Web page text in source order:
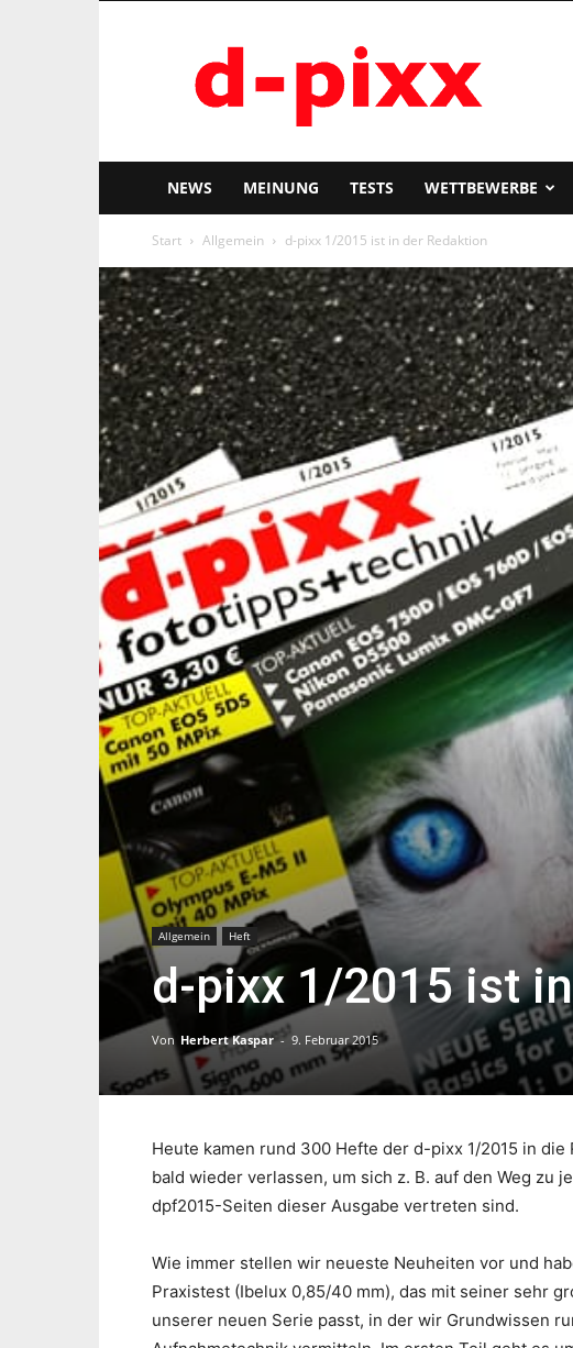
pixx
NEWS MEINUNG TESTS WETTBEWERBE
Start Allgemein d-pixx 1/2015 ist in der Redaktion
Allgemein Heft
d-pixx 1/2015 ist
Von Herbert Kaspar - 9. Februar 2015
Heute kamen rund 300 Hefte der d-pixx 1/2015 in
bald wieder verlassen, um sich z. B. auf den Weg zu
dpf2015-Seiten dieser Ausgabe vertreten sind.
Wie immer stellen wir neueste Neuheiten vor und
Praxistest (Ibelux 0,85/40 mm), das mit seiner sehr
unserer neuen Serie passt, in der wir Grundwissen